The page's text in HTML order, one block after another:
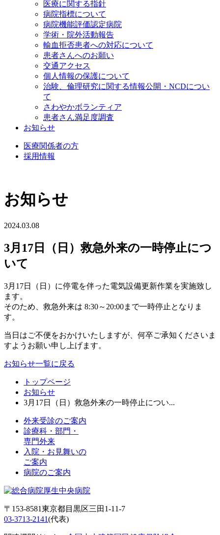
医療に関する指針
病院指標について
病院機能評価認定病院
学術・院外活動報告
輸血拒否患者への対応について
患者さんへのお願い
交通アクセス
個人情報の保護について
治験、倫理研究に関する情報公開・NCDについ
て
さわやかボランティア
患者さん満足度調査
お知らせ
医療関係者の方
採用情報
お知らせ
2024.03.08
3月17日（日）救急外来の一時停止につ
いて
3月17日（日）に停電を伴った電気設備更新作業を実施致し
ます。
そのため、救急外来は 8:30～20:00まで一時停止となりま
す。
当日はご不便をおかけいたしますが、何卒ご承知くださいま
すようお願い申し上げます。
お知らせ一覧に戻る
トップページ
お知らせ
3月17日（日）救急外来の一時停止につい...
外来受診のご案内
診療科・部門・
専門外来
入院・お見舞いの
ご案内
病院のご案内
〒153-8581東京都目黒区三田1-11-7
03-3713-2141(代表)